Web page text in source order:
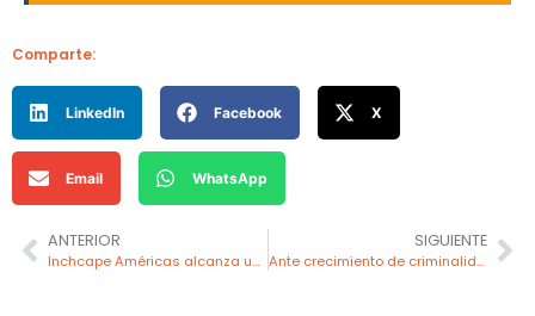
Comparte:
LinkedIn Facebook X
Email WhatsApp
ANTERIOR
Inchcape Américas alcanza un Market Share de 17% para el segmento de vehículos de nuevas energías
SIGUIENTE
Ante crecimiento de criminalidad, el 95% de microempresas aumentaron por 10 su presupuesto en seguridad